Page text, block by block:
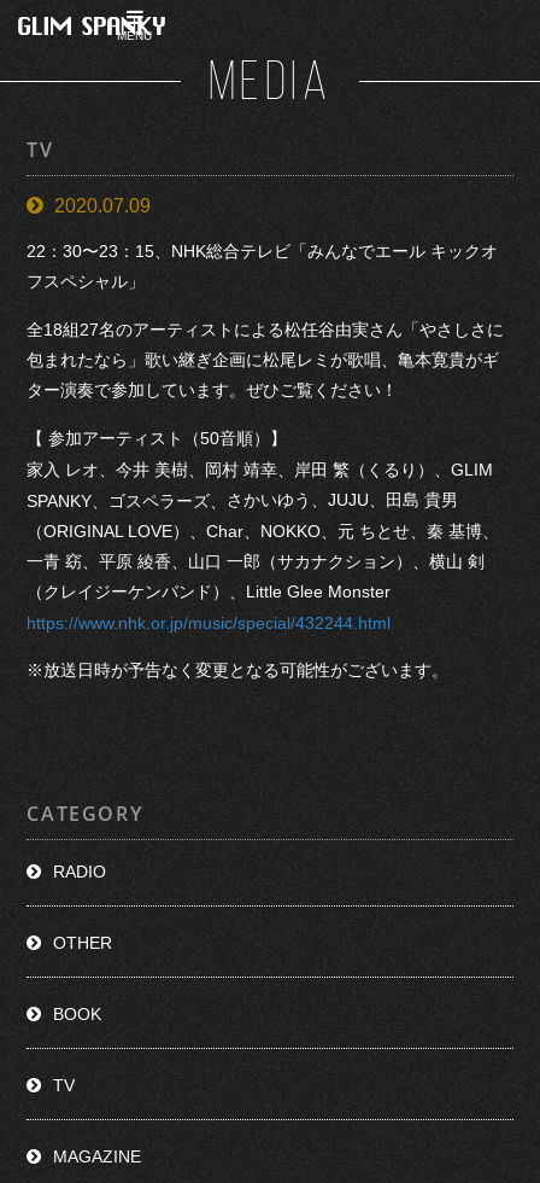
MENU
MEDIA
TV
2020.07.09
22：30〜23：15、NHK総合テレビ「みんなでエール キックオ
フスペシャル」
全18組27名のアーティストによる松任谷由実さん「やさしさに
包まれたなら」歌い継ぎ企画に松尾レミが歌唱、亀本寛貴がギ
ター演奏で参加しています。ぜひご覧ください！
【 参加アーティスト（50音順）】
家入 レオ、今井 美樹、岡村 靖幸、岸田 繁（くるり）、GLIM
SPANKY、ゴスペラーズ、 さかいゆう、JUJU、田島 貴男
（ORIGINAL LOVE）、Char、NOKKO、元 ちとせ、秦 基博、
一青 窈、平原 綾香、山口 一郎（サカナクション）、横山 剣
（クレイジーケンバンド）、Little Glee Monster
https://www.nhk.or.jp/music/special/432244.html
※放送日時が予告なく変更となる可能性がございます。
CATEGORY
RADIO
OTHER
BOOK
TV
MAGAZINE